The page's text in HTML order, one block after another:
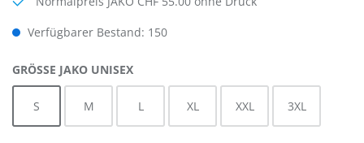
Verfügbarer Bestand: 150
GRÖSSE JAKO UNISEXAUSWÄHLEN
S M L XL XXL 3XL